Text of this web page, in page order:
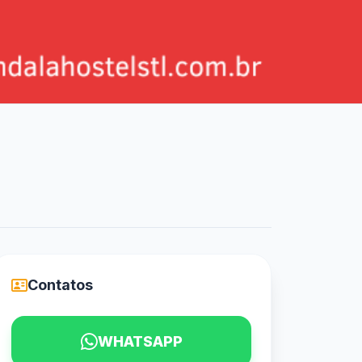
Contatos
WHATSAPP